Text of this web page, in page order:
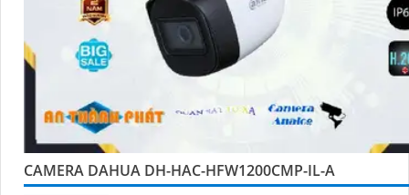
CAMERA DAHUA DH-HAC-HFW1200CMP-IL-A